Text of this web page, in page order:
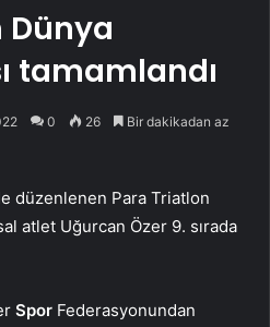
Dünya
tamamlandı
0 26 Bir dakikadan az
düzenlenen Para Triatlon
atlet Uğurcan Özer 9. sırada
Spor Federasyonundan